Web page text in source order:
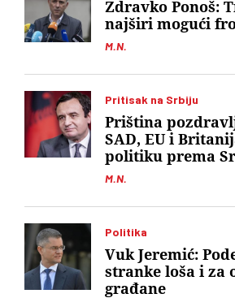
M.N.
Zdravko Ponoš:
najširi mogući
Pritisak na Srbiju
M.N.
Priština
SAD, EU i
politiku prema
Politika
Vuk Jeremić:
stranke loša i za
građane